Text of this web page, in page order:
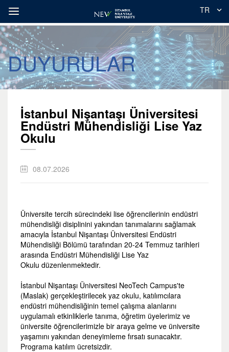
TR
DUYURULAR
İstanbul Nişantaşı Üniversitesi
Endüstri Mühendisliği Lise Yaz
Okulu
08.07.2026
Üniversite tercih sürecindeki lise öğrencilerinin endüstri
mühendisliği disiplinini yakından tanımalarını sağlamak
amacıyla İstanbul Nişantaşı Üniversitesi Endüstri
Mühendisliği Bölümü tarafından 20-24 Temmuz tarihleri
arasında Endüstri Mühendisliği Lise Yaz
Okulu düzenlenmektedir.
İstanbul Nişantaşı Üniversitesi NeoTech Campus'te
(Maslak) gerçekleştirilecek yaz okulu, katılımcılara
endüstri mühendisliğinin temel çalışma alanlarını
uygulamalı etkinliklerle tanıma, öğretim üyelerimiz ve
üniversite öğrencilerimizle bir araya gelme ve üniversite
yaşamını yakından deneyimleme fırsatı sunacaktır.
Programa katılım ücretsizdir.